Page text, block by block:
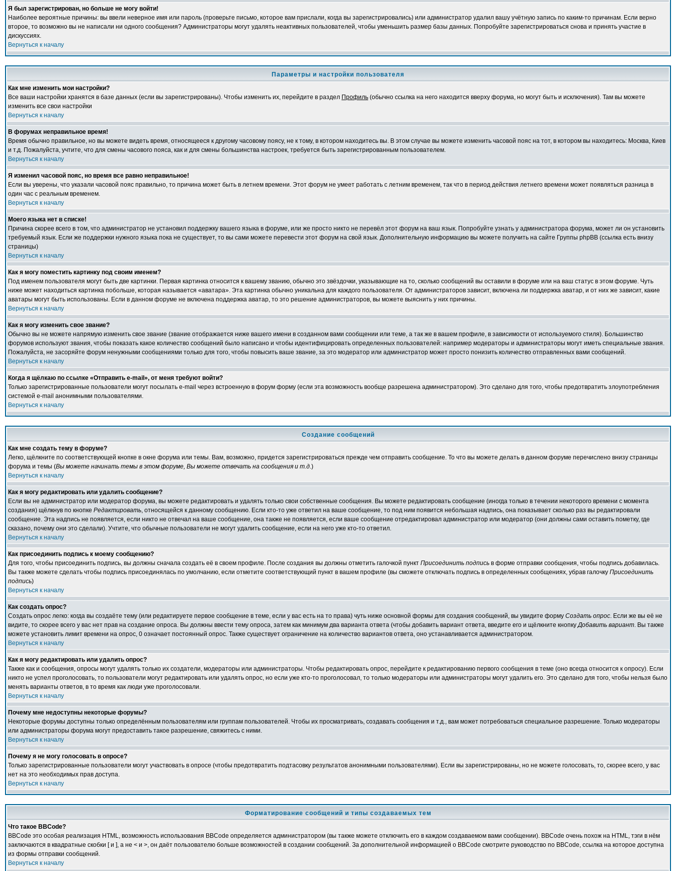
Я был зарегистрирован, но больше не могу войти!
Наиболее вероятные причины: вы ввели неверное имя или пароль (проверьте письмо, которое вам прислали, когда вы зарегистрировались) или администратор удалил вашу учётную запись по каким-то причинам. Если верно
второе, то возможно вы не написали ни одного сообщения? Администраторы могут удалять неактивных пользователей, чтобы уменьшить размер базы данных. Попробуйте зарегистрироваться снова и принять участие в
дискуссиях.
Вернуться к началу
Параметры и настройки пользователя
Как мне изменить мои настройки?
Все ваши настройки хранятся в базе данных (если вы зарегистрированы). Чтобы изменить их, перейдите в раздел Профиль (обычно ссылка на него находится вверху форума, но могут быть и исключения). Там вы можете
изменить все свои настройки
Вернуться к началу
В форумах неправильное время!
Время обычно правильное, но вы можете видеть время, относящееся к другому часовому поясу, не к тому, в котором находитесь вы. В этом случае вы можете изменить часовой пояс на тот, в котором вы находитесь: Москва, Киев
и т.д. Пожалуйста, учтите, что для смены часового пояса, как и для смены большинства настроек, требуется быть зарегистрированным пользователем.
Вернуться к началу
Я изменил часовой пояс, но время все равно неправильное!
Если вы уверены, что указали часовой пояс правильно, то причина может быть в летнем времени. Этот форум не умеет работать с летним временем, так что в период действия летнего времени может появляться разница в
один час с реальным временем.
Вернуться к началу
Моего языка нет в списке!
Причина скорее всего в том, что администратор не установил поддержку вашего языка в форуме, или же просто никто не перевёл этот форум на ваш язык. Попробуйте узнать у администратора форума, может ли он установить
требуемый язык. Если же поддержки нужного языка пока не существует, то вы сами можете перевести этот форум на свой язык. Дополнительную информацию вы можете получить на сайте Группы phpBB (ссылка есть внизу
страницы)
Вернуться к началу
Как я могу поместить картинку под своим именем?
Под именем пользователя могут быть две картинки. Первая картинка относится к вашему званию, обычно это звёздочки, указывающие на то, сколько сообщений вы оставили в форуме или на ваш статус в этом форуме. Чуть
ниже может находиться картинка побольше, которая называется «аватара». Эта картинка обычно уникальна для каждого пользователя. От администраторов зависит, включена ли поддержка аватар, и от них же зависит, какие
аватары могут быть использованы. Если в данном форуме не включена поддержка аватар, то это решение администраторов, вы можете выяснить у них причины.
Вернуться к началу
Как я могу изменить свое звание?
Обычно вы не можете напрямую изменить свое звание (звание отображается ниже вашего имени в созданном вами сообщении или теме, а так же в вашем профиле, в зависимости от используемого стиля). Большинство
форумов используют звания, чтобы показать какое количество сообщений было написано и чтобы идентифицировать определенных пользователей: например модераторы и администраторы могут иметь специальные звания.
Пожалуйста, не засоряйте форум ненужными сообщениями только для того, чтобы повысить ваше звание, за это модератор или администратор может просто понизить количество отправленных вами сообщений.
Вернуться к началу
Когда я щёлкаю по ссылке «Отправить e-mail», от меня требуют войти?
Только зарегистрированные пользователи могут посылать e-mail через встроенную в форум форму (если эта возможность вообще разрешена администратором). Это сделано для того, чтобы предотвратить злоупотребления
системой e-mail анонимными пользователями.
Вернуться к началу
Создание сообщений
Как мне создать тему в форуме?
Легко, щёлкните по соответствующей кнопке в окне форума или темы. Вам, возможно, придется зарегистрироваться прежде чем отправить сообщение. То что вы можете делать в данном форуме перечислено внизу страницы
форума и темы (Вы можете начинать темы в этом форуме, Вы можете отвечать на сообщения и т.д.)
Вернуться к началу
Как я могу редактировать или удалить сообщение?
Если вы не администратор или модератор форума, вы можете редактировать и удалять только свои собственные сообщения. Вы можете редактировать сообщение (иногда только в течении некоторого времени с момента
создания) щёлкнув по кнопке Редактировать, относящейся к данному сообщению. Если кто-то уже ответил на ваше сообщение, то под ним появится небольшая надпись, она показывает сколько раз вы редактировали
сообщение. Эта надпись не появляется, если никто не отвечал на ваше сообщение, она также не появляется, если ваше сообщение отредактировал администратор или модератор (они должны сами оставить пометку, где
сказано, почему они это сделали). Учтите, что обычные пользователи не могут удалить сообщение, если на него уже кто-то ответил.
Вернуться к началу
Как присоединить подпись к моему сообщению?
Для того, чтобы присоединить подпись, вы должны сначала создать её в своем профиле. После создания вы должны отметить галочкой пункт Присоединить подпись в форме отправки сообщения, чтобы подпись добавилась.
Вы также можете сделать чтобы подпись присоединялась по умолчанию, если отметите соответствующий пункт в вашем профиле (вы сможете отключать подпись в определенных сообщениях, убрав галочку Присоединить
подпись)
Вернуться к началу
Как создать опрос?
Создать опрос легко: когда вы создаёте тему (или редактируете первое сообщение в теме, если у вас есть на то права) чуть ниже основной формы для создания сообщений, вы увидите форму Создать опрос. Если же вы её не
видите, то скорее всего у вас нет прав на создание опроса. Вы должны ввести тему опроса, затем как минимум два варианта ответа (чтобы добавить вариант ответа, введите его и щёлкните кнопкуДобавить вариант. Вы также
можете установить лимит времени на опрос, 0 означает постоянный опрос. Также существует ограничение на количество вариантов ответа, оно устанавливается администратором.
Вернуться к началу
Как я могу редактировать или удалить опрос?
Также как и сообщения, опросы могут удалять только их создатели, модераторы или администраторы. Чтобы редактировать опрос, перейдите к редактированию первого сообщения в теме (оно всегда относится к опросу). Если
никто не успел проголосовать, то пользователи могут редактировать или удалять опрос, но если уже кто-то проголосовал, то только модераторы или администраторы могут удалить его. Это сделано для того, чтобы нельзя было
менять варианты ответов, в то время как люди уже проголосовали.
Вернуться к началу
Почему мне недоступны некоторые форумы?
Некоторые форумы доступны только определённым пользователям или группам пользователей. Чтобы их просматривать, создавать сообщения и т.д., вам может потребоваться специальное разрешение. Только модераторы
или администраторы форума могут предоставить такое разрешение, свяжитесь с ними.
Вернуться к началу
Почему я не могу голосовать в опросе?
Только зарегистрированные пользователи могут участвовать в опросе (чтобы предотвратить подтасовку результатов анонимными пользователями). Если вы зарегистрированы, но не можете голосовать, то, скорее всего, у вас
нет на это необходимых прав доступа.
Вернуться к началу
Форматирование сообщений и типы создаваемых тем
Что такое BBCode?
BBCode это особая реализация HTML, возможность использования BBCode определяется администратором (вы также можете отключить его в каждом создаваемом вами сообщении). BBCode очень похож на HTML, тэги в нём
заключаются в квадратные скобки [ и ], а не < и >, он даёт пользователю больше возможностей в создании сообщений. За дополнительной информацией о BBCode смотрите руководство по BBCode, ссылка на которое доступна
из формы отправки сообщений.
Вернуться к началу